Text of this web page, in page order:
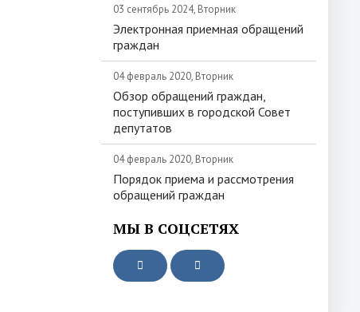
03 сентябрь 2024, Вторник
Электронная приемная обращений
граждан
04 февраль 2020, Вторник
Обзор обращений граждан,
поступивших в городской Совет
депутатов
04 февраль 2020, Вторник
Порядок приема и рассмотрения
обращений граждан
МЫ В СОЦСЕТЯХ